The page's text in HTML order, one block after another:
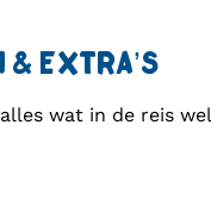
& EXTRA’S
wat in de reis